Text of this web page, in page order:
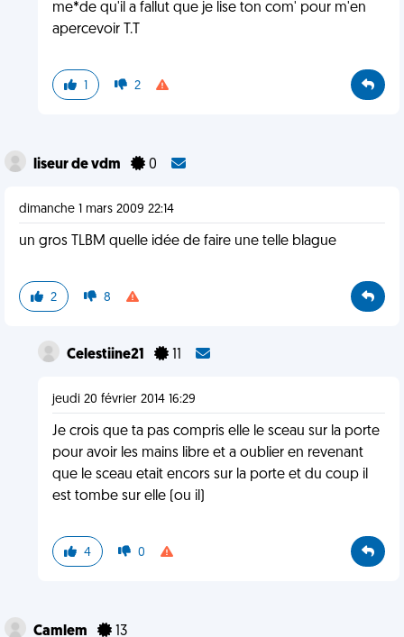
me*de qu'il a fallut que je lise ton com' pour m'en
apercevoir T.T
1 2
liseur de vdm 0
dimanche 1 mars 2009 22:14
un gros TLBM quelle idée de faire une telle blague
2 8
Celestiine21 11
jeudi 20 février 2014 16:29
Je crois que ta pas compris elle le sceau sur la porte
pour avoir les mains libre et a oublier en revenant
que le sceau etait encors sur la porte et du coup il
est tombe sur elle (ou il)
4 0
Camlem 13